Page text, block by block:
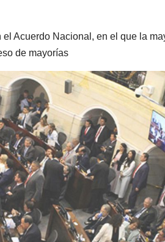
Acuerdo Nacional, en el que la
de mayorías